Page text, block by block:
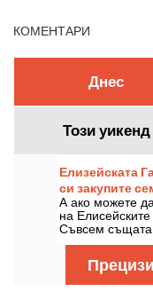
КОМЕНТАРИ
Днес
Този уикенд
Елизейската
си закупите
галета? -
А ако можете
на
Съвсем същата
също домашна
път и с
стане всеки
Предлага се